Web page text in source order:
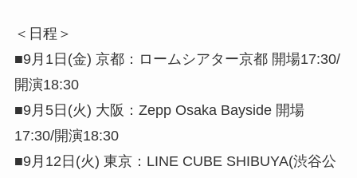
＜日程＞
■9月1日(金) 京都：ロームシアター京都 開場17:30/
開演18:30
■9月5日(火) 大阪：Zepp Osaka Bayside 開場
17:30/開演18:30
■9月12日(火) 東京：LINE CUBE SHIBUYA(渋谷公